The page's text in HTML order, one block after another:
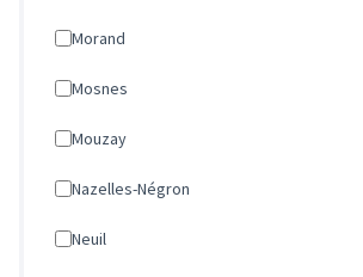
Morand
Mosnes
Mouzay
Nazelles-Négron
Neuil